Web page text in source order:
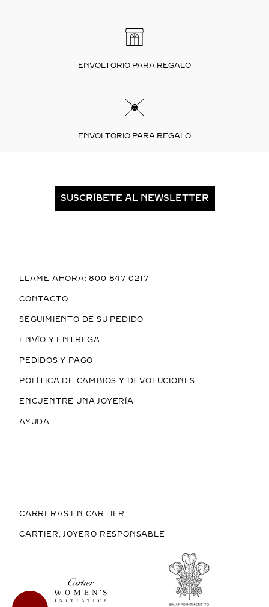
ENVOLTORIO PARA REGALO
ENVOLTORIO PARA REGALO
SUSCRÍBETE AL NEWSLETTER
LLAME AHORA: 800 847 0217
CONTACTO
SEGUIMIENTO DE SU PEDIDO
ENVÍO Y ENTREGA
PEDIDOS Y PAGO
POLÍTICA DE CAMBIOS Y DEVOLUCIONES
ENCUENTRE UNA JOYERÍA
AYUDA
CARRERAS EN CARTIER
CARTIER, JOYERO RESPONSABLE